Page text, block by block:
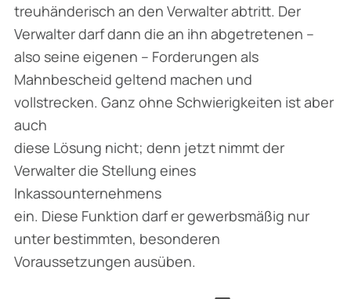
treuhänderisch an den Verwalter abtritt. Der
Verwalter darf dann die an ihn abgetretenen –
also seine eigenen – Forderungen als
Mahnbescheid geltend machen und
vollstrecken. Ganz ohne Schwierigkeiten ist aber
auch
diese Lösung nicht; denn jetzt nimmt der
Verwalter die Stellung eines
Inkassounternehmens
ein. Diese Funktion darf er gewerbsmäßig nur
unter bestimmten, besonderen
Voraussetzungen ausüben.